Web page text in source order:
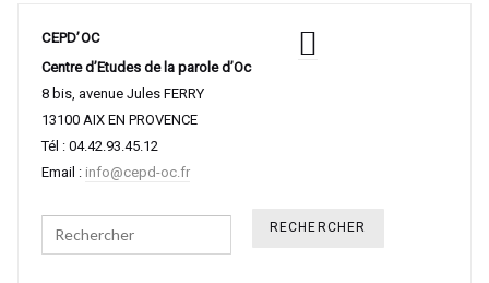
CEPD’OC
Centre d’Etudes de la parole d’Oc
8 bis, avenue Jules FERRY
13100 AIX EN PROVENCE
Tél : 04.42.93.45.12
Email : info@cepd-oc.fr
Search